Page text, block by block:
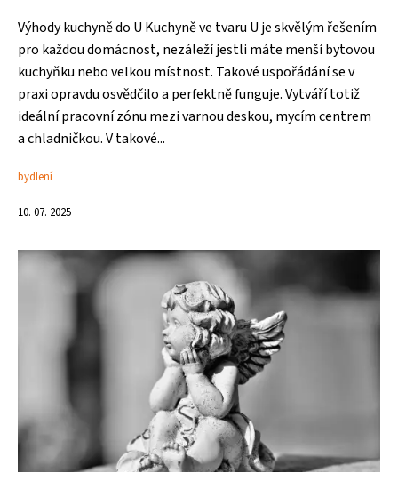
Výhody kuchyně do U Kuchyně ve tvaru U je skvělým řešením
pro každou domácnost, nezáleží jestli máte menší bytovou
kuchyňku nebo velkou místnost. Takové uspořádání se v
praxi opravdu osvědčilo a perfektně funguje. Vytváří totiž
ideální pracovní zónu mezi varnou deskou, mycím centrem
a chladničkou. V takové...
bydlení
10. 07. 2025